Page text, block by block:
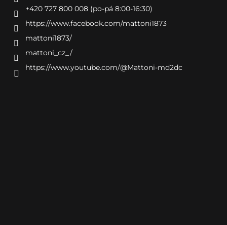
+420 727 800 008 (po-pá 8:00-16:30)
https://www.facebook.com/mattoni1873
mattoni1873/
mattoni_cz_/
https://www.youtube.com/@Mattoni-md2dc